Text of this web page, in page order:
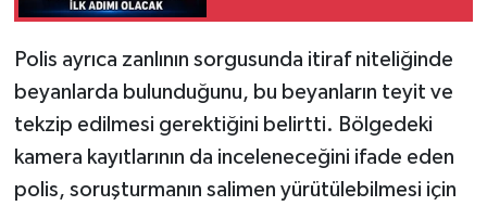
Polis ayrıca zanlının sorgusunda itiraf niteliğinde
beyanlarda bulunduğunu, bu beyanların teyit ve
tekzip edilmesi gerektiğini belirtti. Bölgedeki
kamera kayıtlarının da inceleneceğini ifade eden
polis, soruşturmanın salimen yürütülebilmesi için